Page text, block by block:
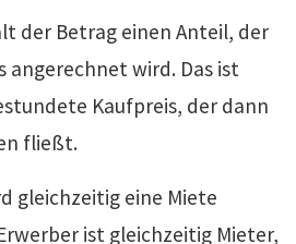
der Betrag einen Anteil, der
angerechnet wird. Das ist
Kaufpreis, der dann
fließt.
gleichzeitig eine Miete
ist gleichzeitig Mieter,